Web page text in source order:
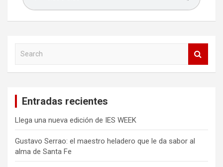
n
Entradas recientes
Llega una nueva edición de IES WEEK
Gustavo Serrao: el maestro heladero que le da sabor al
alma de Santa Fe